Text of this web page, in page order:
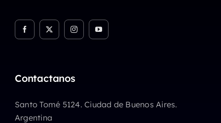
Contactanos
Santo Tomé 5124. Ciudad de Buenos Aires.
Argentina